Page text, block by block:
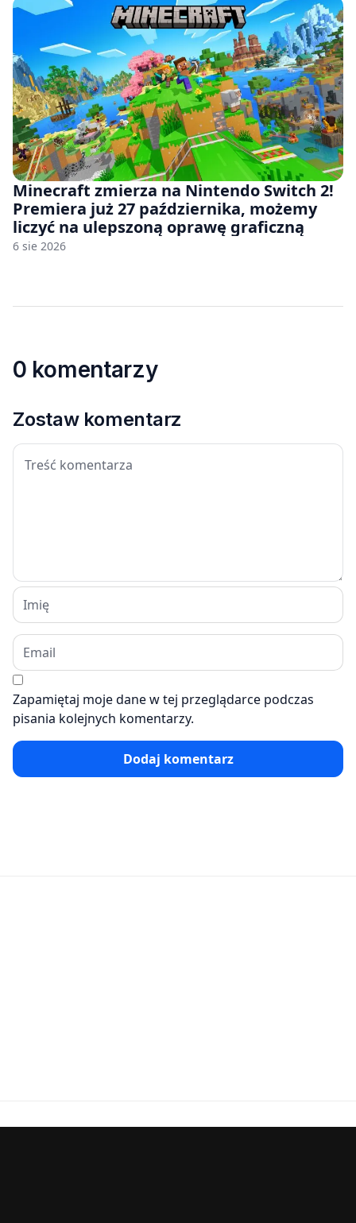
Minecraft zmierza na Nintendo Switch 2!
Premiera już 27 października, możemy
liczyć na ulepszoną oprawę graficzną
6 sie 2026
0 komentarzy
Zostaw komentarz
Zapamiętaj moje dane w tej przeglądarce podczas
pisania kolejnych komentarzy.
Dodaj komentarz